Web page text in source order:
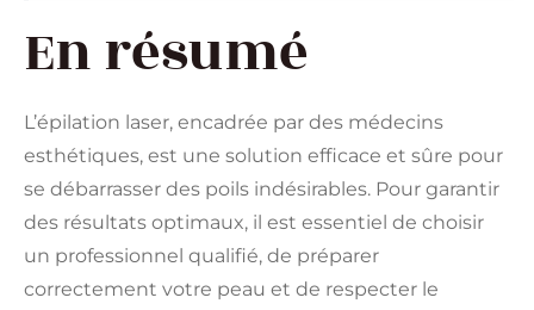
En résumé
L’épilation laser, encadrée par des médecins
esthétiques, est une solution efficace et sûre pour
se débarrasser des poils indésirables. Pour garantir
des résultats optimaux, il est essentiel de choisir
un professionnel qualifié, de préparer
correctement votre peau et de respecter le